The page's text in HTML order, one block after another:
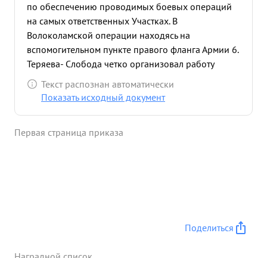
по обеспечению проводимых боевых операций
на самых ответственных Участках. В
Волоколамской операции находясь на
вспомогительном пункте правого фланга Армии 6.
Теряева- Слобода четко организовал работу
оперативной группы обеспечивавшей боевые
действия 126 сд., Курсантского полка и Кав.
Организовав работу опер. группы
дивизий в направлении Ново- Петровское
Текст распознан автоматически
Показать исходный документ
Первая страница приказа
Поделиться